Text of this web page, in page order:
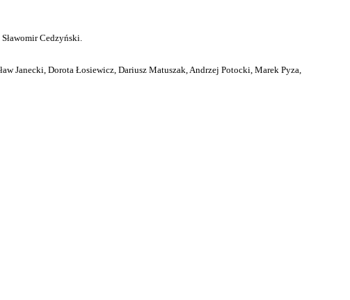
Cedzyński.
Janecki, Dorota Łosiewicz, Dariusz Matuszak, Andrzej Potocki, Marek Pyza,